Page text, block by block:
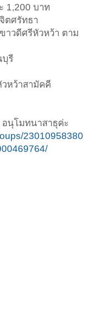
1,200 บาท
ตศรัทธา
าวดีศรีหัวหว้า ตาม
บุรี
หว้าสามัคคี
นุโมทนาสาธุค่ะ
23010958380